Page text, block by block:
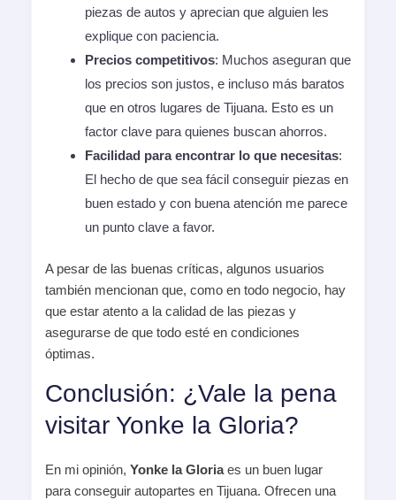
piezas de autos y aprecian que alguien les
explique con paciencia.
Precios competitivos: Muchos aseguran que
los precios son justos, e incluso más baratos
que en otros lugares de Tijuana. Esto es un
factor clave para quienes buscan ahorros.
Facilidad para encontrar lo que necesitas:
El hecho de que sea fácil conseguir piezas en
buen estado y con buena atención me parece
un punto clave a favor.
A pesar de las buenas críticas, algunos usuarios
también mencionan que, como en todo negocio, hay
que estar atento a la calidad de las piezas y
asegurarse de que todo esté en condiciones
óptimas.
Conclusión: ¿Vale la pena
visitar Yonke la Gloria?
En mi opinión, Yonke la Gloriaes un buen lugar
para conseguir autopartes en Tijuana. Ofrecen una